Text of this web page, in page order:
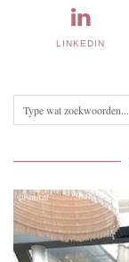
LINKEDIN